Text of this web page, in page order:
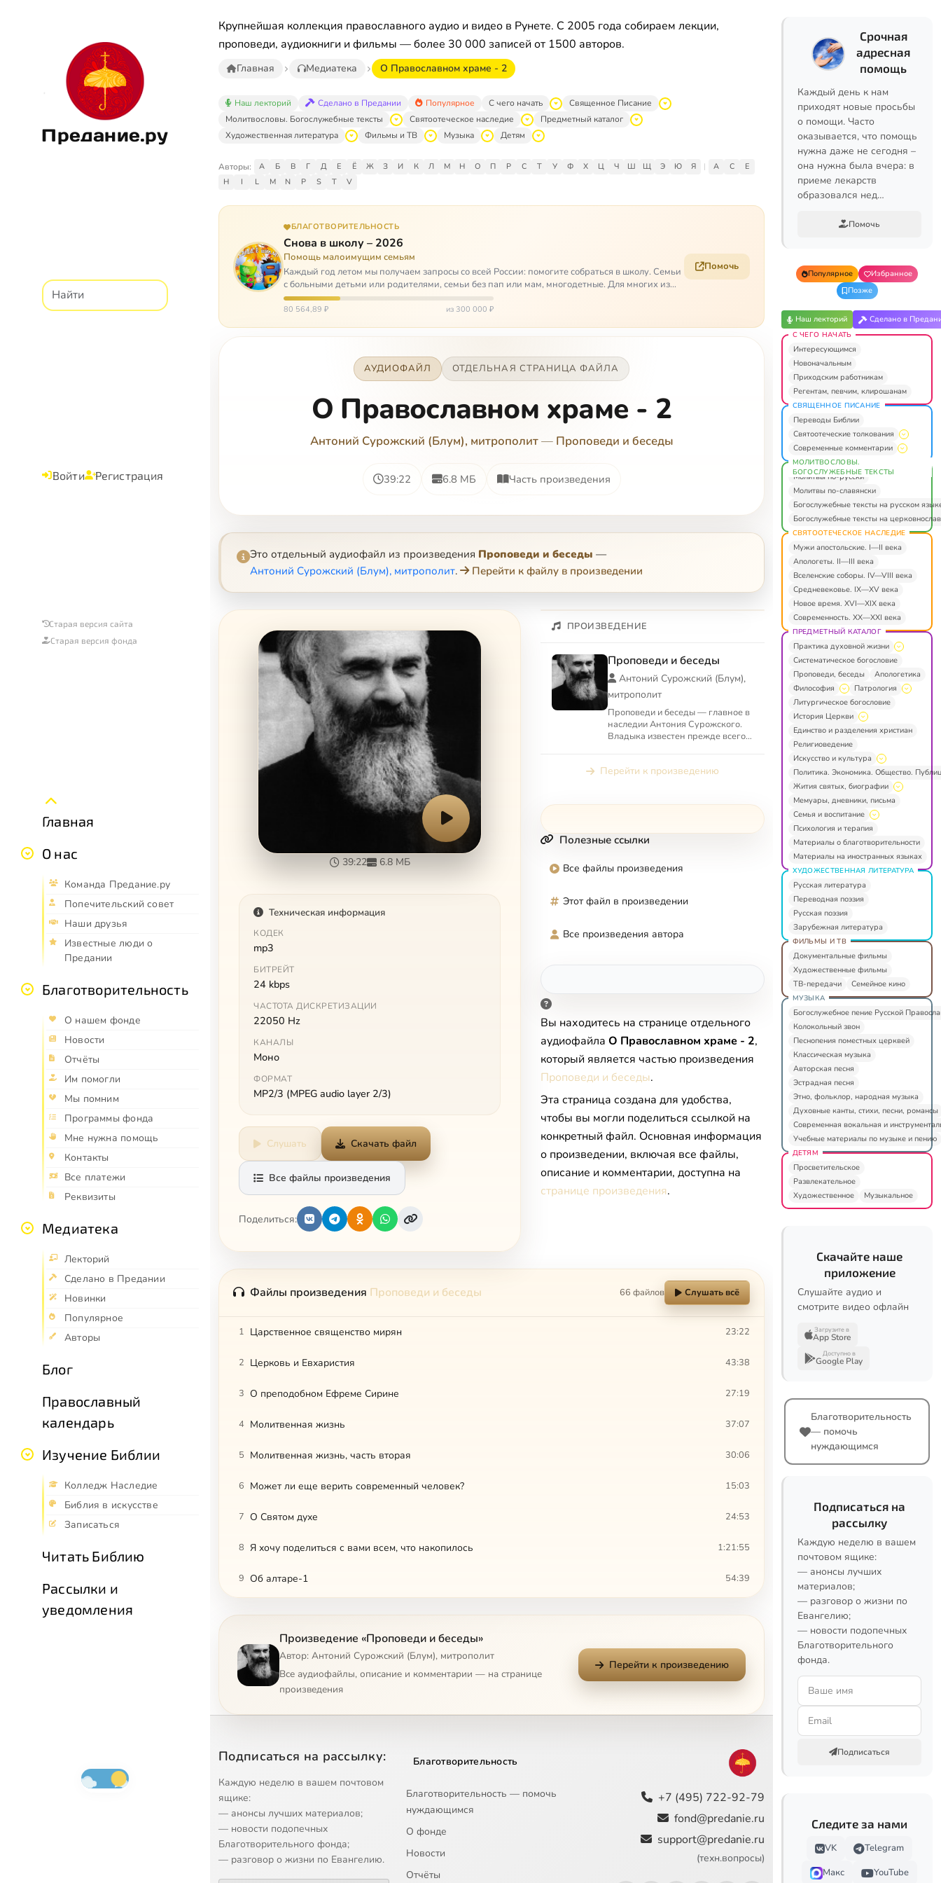
Предание.ру
Войти Регистрация
Старая версия сайта
Старая версия фонда
Главная
О нас
Команда Предание.ру
Попечительский совет
Наши друзья
Известные люди о
Предании
Благотворительность
О нашем фонде
Новости
Отчёты
Им помогли
Мы помним
Программы фонда
Мне нужна помощь
Контакты
Все платежи
Реквизиты
Медиатека
Лекторий
Сделано в Предании
Новинки
Популярное
Авторы
Блог
Православный
календарь
Изучение Библии
Колледж Наследие
Библия в искусстве
Записаться
Читать Библию
Рассылки и
уведомления
Крупнейшая коллекция православного аудио и видео в Рунете. С 2005 года собираем лекции,
проповеди, аудиокниги и фильмы — более 30 000 записей от 1500 авторов.
Главная Медиатека О Православном храме - 2
Наш лекторий Сделано в Предании Популярное С чего начать
Священное Писание
Молитвословы. Богослужебные тексты
Святоотеческое наследие
Предметный каталог
Художественная литература
Фильмы и ТВ Музыка Детям
Авторы: А Б В Г Д Е Ё Ж З И К Л М Н О П Р С Т У Ф Х Ц Ч Ш Щ Э Ю Я | A C
E
H
I L M N P S T V
БЛАГОТВОРИТЕЛЬНОСТЬ
Снова в школу – 2026
Помощь малоимущим семьям
Каждый год летом мы получаем запросы со всей России: помогите собраться в школу. Семьи
с больными детьми или родителями, семьи без пап или мам, многодетные. Для многих из
них покуп…
80 564,89 ₽ из 300 000 ₽
Помочь
АУДИОФАЙЛ ОТДЕЛЬНАЯ СТРАНИЦА ФАЙЛА
О Православном храме - 2
Антоний Сурожский (Блум), митрополит— Проповеди и беседы
39:22 6.8 МБ Часть произведения
Это отдельный аудиофайл из произведения Проповеди и беседы —
Антоний Сурожский (Блум), митрополит. Перейти к файлу в произведении
39:22 6.8 МБ
Техническая информация
КОДЕК
mp3
БИТРЕЙТ
24 kbps
ЧАСТОТА ДИСКРЕТИЗАЦИИ
22050 Hz
КАНАЛЫ
Моно
ФОРМАТ
MP2/3 (MPEG audio layer 2/3)
Слушать Скачать файл
Все файлы произведения
Поделиться:
ПРОИЗВЕДЕНИЕ
Проповеди и беседы
Антоний Сурожский (Блум),
митрополит
Проповеди и беседы — главное в
наследии Антония Сурожского.
Владыка известен прежде всего
одновр...
Перейти к произведению
Полезные ссылки
Все файлы произведения
Этот файл в произведении
Все произведения автора
Вы находитесь на странице отдельного
аудиофайла О Православном храме - 2,
который является частью произведения
Проповеди и беседы.
Эта страница создана для удобства,
чтобы вы могли поделиться ссылкой на
конкретный файл. Основная информация
о произведении, включая все файлы,
описание и комментарии, доступна на
странице произведения.
Файлы произведения Проповеди и беседы 66 файлов Слушать всё
1 Царственное священство мирян 23:22
2 Церковь и Евхаристия 43:38
3 О преподобном Ефреме Сирине 27:19
4 Молитвенная жизнь 37:07
5 Молитвенная жизнь, часть вторая 30:06
6 Может ли еще верить современный человек? 15:03
7 О Святом духе 24:53
8 Я хочу поделиться с вами всем, что накопилось 1:21:55
9 Об алтаре-1 54:39
Царственное священство
12 Катехизис для родителей 46:08
15 О Церкви 19:40
16 О исповеди 21:03
17 Связь Бога со своим творением 52:39
18 Глухой в храме 44:40
Произведение «Проповеди и беседы»
Автор: Антоний Сурожский (Блум), митрополит
Все аудиофайлы, описание и комментарии — на странице
произведения
Перейти к произведению
Подписаться на рассылку:
Каждую неделю в вашем почтовом
ящике:
— анонсы лучших материалов;
— новости подопечных
Благотворительного фонда;
— разговор о жизни по Евангелию.
Благотворительность
Благотворительность — помочь
нуждающимся
О фонде
Новости
Отчёты
+7 (495) 722-92-79
fond@predanie.ru
support@predanie.ru
(техн.вопросы)
Срочная
адресная
помощь
Каждый день к нам
приходят новые просьбы
о помощи. Часто
оказывается, что помощь
нужна даже не сегодня –
она нужна была вчера: в
приеме лекарств
образовался нед…
Помочь
Популярное
Избранное
Позже
Наш лекторий Сделано в
С ЧЕГО НАЧАТЬ
Интересующимся
Новоначальным
Приходским работникам
Регентам, певчим, клирошанам
СВЯЩЕННОЕ ПИСАНИЕ
Переводы Библии
Святоотеческие толкования
Современные комментарии
МОЛИТВОСЛОВЫ.
БОГОСЛУЖЕБНЫЕ ТЕКСТЫ
Молитвы по-русски
Молитвы по-славянски
Богослужебные тексты на русском
Богослужебные тексты на
СВЯТООТЕЧЕСКОЕ НАСЛЕДИЕ
Мужи апостольские. I—II века
Апологеты. II—III века
Вселенские соборы. IV—VIII века
Средневековье. IX—XV века
Новое время. XVI—XIX века
Современность. XX—XXI века
ПРЕДМЕТНЫЙ КАТАЛОГ
Практика духовной жизни
Систематическое богословие
Проповеди, беседы
Апологетика
Философия
Патрология
Литургическое богословие
История Церкви
Единство и разделения христиан
Религиоведение
Искусство и культура
Политика. Экономика. Общество.
Жития святых, биографии
Мемуары, дневники, письма
Семья и воспитание
Психология и терапия
Материалы о благотворительности
Материалы на иностранных языках
ХУДОЖЕСТВЕННАЯ ЛИТЕРАТУРА
Русская литература
Переводная поэзия
Русская поэзия
Зарубежная литература
ФИЛЬМЫ И ТВ
Документальные фильмы
Художественные фильмы
ТВ-передачи
Семейное кино
МУЗЫКА
Богослужебное пение Русской
Колокольный звон
Песнопения поместных церквей
Классическая музыка
Авторская песня
Эстрадная песня
Этно, фольклор, народная музыка
Духовные канты, стихи, песни, романсы
Современная вокальная и
Учебные материалы по музыке и пению
ДЕТЯМ
Просветительское
Развлекательное
Художественное
Музыкальное
Скачайте наше
приложение
Слушайте аудио и
смотрите видео офлайн
Загрузите в
App Store
Доступно в
Google Play
Благотворительность
— помочь
нуждающимся
Подписаться на
рассылку
Каждую неделю в вашем
почтовом ящике:
— анонсы лучших
материалов;
— разговор о жизни по
Евангелию;
— новости подопечных
Благотворительного
фонда.
Подписаться
Следите за нами
VK
Telegram
Макс
YouTube